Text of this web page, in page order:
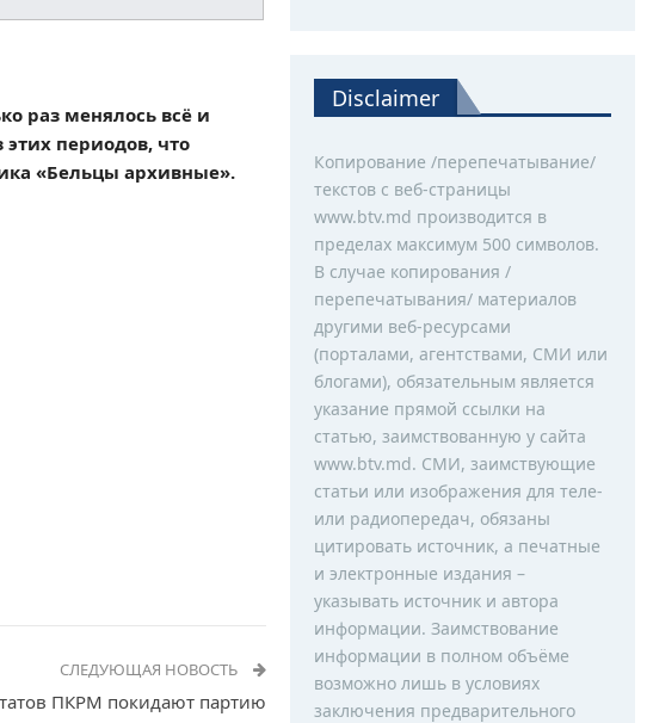
раз менялось всё и
периодов, что
«Бельцы архивные».
СЛЕДУЮЩАЯ НОВОСТЬ
ПКРМ покидают партию
Disclaimer
Копирование /перепечатывание/
текстов с веб-страницы
www.btv.md производится в
пределах максимум 500 символов.
В случае копирования /
перепечатывания/ материалов
другими веб-ресурсами
(порталами, агентствами, СМИ или
блогами), обязательным является
указание прямой ссылки на
статью, заимствованную у сайта
www.btv.md. СМИ, заимствующие
статьи или изображения для теле-
или радиопередач, обязаны
цитировать источник, а печатные
и электронные издания –
указывать источник и автора
информации. Заимствование
информации в полном объёме
возможно лишь в условиях
заключения предварительного